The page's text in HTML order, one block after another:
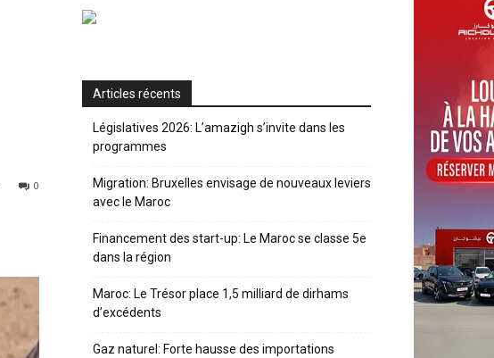
0
Articles récents
Législatives 2026: L’amazigh s’invite dans les
programmes
Migration: Bruxelles envisage de nouveaux leviers
avec le Maroc
Financement des start-up: Le Maroc se classe 5e
dans la région
Maroc: Le Trésor place 1,5 milliard de dirhams
d’excédents
Gaz naturel: Forte hausse des importations